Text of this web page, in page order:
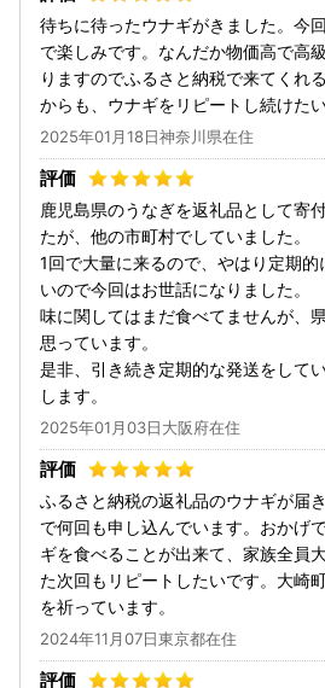
待ちに待ったウナギがきました。今
で楽しみです。なんだか物価高で高
りますのでふるさと納税で来てくれ
からも、ウナギをリピートし続けたい
2025年01月18日神奈川県在住
鹿児島県のうなぎを返礼品として寄
たが、他の市町村でしていました。
1回で大量に来るので、やはり定期的
いので今回はお世話になりました。
味に関してはまだ食べてませんが、
思っています。
是非、引き続き定期的な発送をして
します。
2025年01月03日大阪府在住
ふるさと納税の返礼品のウナギが届
で何回も申し込んでいます。おかげ
ギを食べることが出来て、家族全員
た次回もリピートしたいです。大崎
を祈っています。
2024年11月07日東京都在住